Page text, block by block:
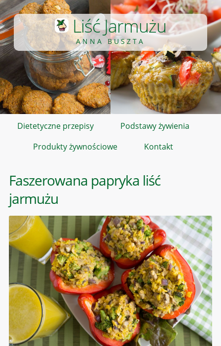
Liść Jarmużu
ANNA BUSZTA
Dietetyczne przepisy
Podstawy żywienia
Produkty żywnościowe
Kontakt
Faszerowana papryka liść
jarmużu